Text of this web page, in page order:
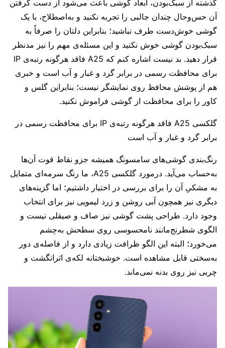
گذشته از سبک‌بودن، ابعاد گوشی باعث می‌شود از دست گرفتن
آن حس‌وحال چندان جالبی را تجربه نکنید و به‌اصطلاح، با یک
گوشی خوش‌دست طرف نباشید؛ بنابراین دلتان را صرفاً به
سبک‌بودن گوشی خوش نکنید و این مسئله‌ی مهم را نیز مدنظر
قرار دهید. بد نیست اشاره کنم که A25 فاقد هرگونه رتبه‌ی IP
برای محافظت رسمی در برابر گرد و غبار و آب است و خبری
هم از پوشش محافظ روی نمایشگر نیست؛ بنابراین گلس و
کاور را برای محافظت از گوشی فراموش نکنید.
گلکسی A25 فاقد هرگونه رتبه‌ی IP برای محافظت رسمی در
برابر گرد و غبار و آب است
رنگ‌بندی گوشی‌های سامسونگ همیشه جزو نقاط قوت آن‌ها
به‌حساب می‌آید. درمورد گلکسی A25، ما رنگ سرمه‌ای متمایل
به مشکیِ آن را برای بررسی در اختیار داشتیم؛ اما گزینه‌های
دیگری نیز همچون آبی روشن و زرد لیمویی نیز برای انتخاب
وجود دارد. طراحی پشت گوشی نیز صاف و صیقلی نیست و
الگوی شطرنج‌مانند نامحسوسی روی سطحش به‌چشم
می‌خورد؛ البته این الگو ظرافت زیادی دارد و از فاصله‌ی دور
به‌سختی قابل مشاهده است. خوشبختانه لکه‌ی اثرانگشت و
چربی نیز روی‌ بدنه نمی‌ماند.